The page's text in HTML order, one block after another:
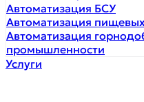
Автоматизация БСУ
Автоматизация
Автоматизация
промышленности
Услуги